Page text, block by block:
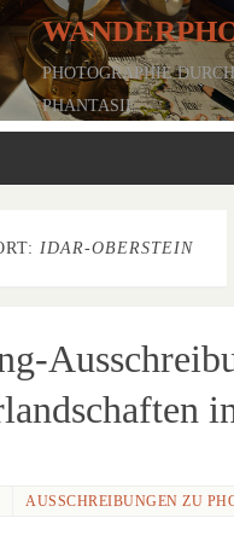
PHOTOGRAPHIE
PHANTASIE
IDAR-OBERSTEIN
AUSSCHREIBUNGEN ZU